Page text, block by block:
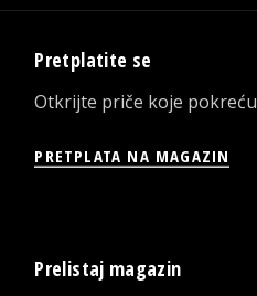
Pretplatite se
Otkrijte priče koje
PRETPLATA NA MAGAZIN
Prelistaj magazin